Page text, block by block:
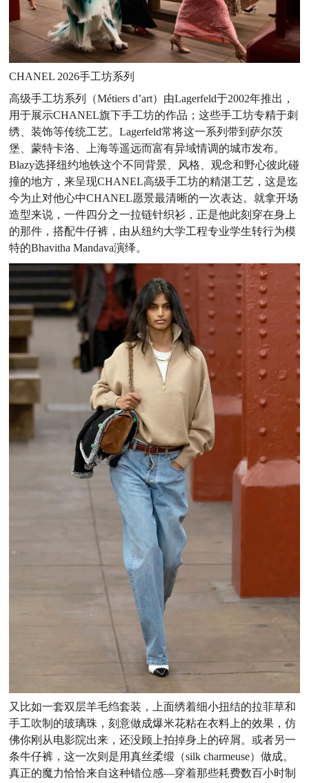
CHANEL 2026手工坊系列
高级手工坊系列（Métiers d’art）由Lagerfeld于2002年推出，
用于展示CHANEL旗下手工坊的作品；这些手工坊专精于刺
绣、装饰等传统工艺。Lagerfeld常将这一系列带到萨尔茨
堡、蒙特卡洛、上海等遥远而富有异域情调的城市发布。
Blazy选择纽约地铁这个不同背景、风格、观念和野心彼此碰
撞的地方，来呈现CHANEL高级手工坊的精湛工艺，这是迄
今为止对他心中CHANEL愿景最清晰的一次表达。就拿开场
造型来说，一件四分之一拉链针织衫，正是他此刻穿在身上
的那件，搭配牛仔裤，由从纽约大学工程专业学生转行为模
特的Bhavitha Mandava演绎。
又比如一套双层羊毛绉套装，上面绣着细小扭结的拉菲草和
手工吹制的玻璃珠，刻意做成爆米花粘在衣料上的效果，仿
佛你刚从电影院出来，还没顾上拍掉身上的碎屑。或者另一
条牛仔裤，这一次则是用真丝柔缎（silk charmeuse）做成。
真正的魔力恰恰来自这种错位感―穿着那些耗费数百小时制